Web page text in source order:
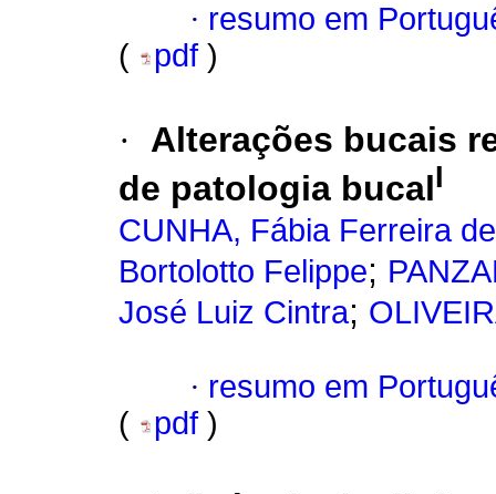
· resumo em
(
pdf )
·
Alterações bucais
de patologia bucalI
CUNHA, Fábia Ferreira
Bortolotto Felippe;
José Luiz Cintra;
· resumo em
(
pdf )